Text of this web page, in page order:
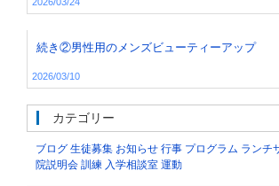
続き②男性用のメンズビューティーアップ
2026/03/10
カテゴリー
ブログ 生徒募集 お知らせ 行事 プログラム ランチ
院説明会 訓練 入学相談室 運動